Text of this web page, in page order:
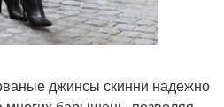
джинсы скинни надежно